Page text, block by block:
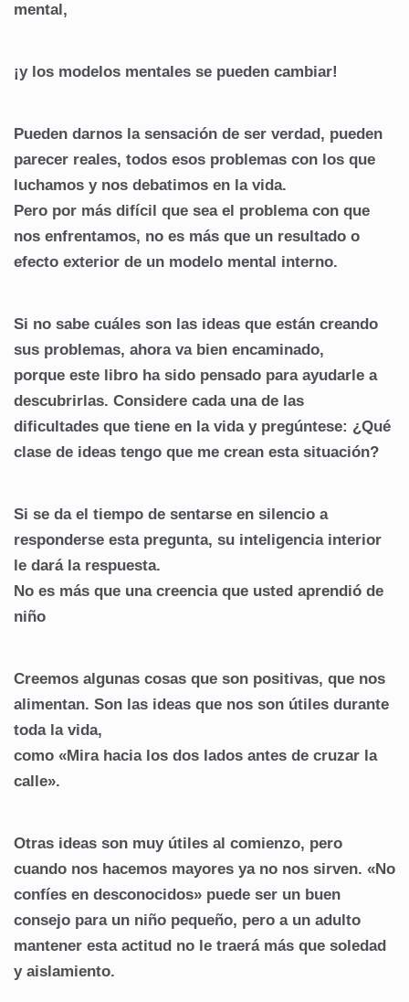
mental,
¡y los modelos mentales se pueden cambiar!
Pueden darnos la sensación de ser verdad, pueden
parecer reales, todos esos problemas con los que
luchamos y nos debatimos en la vida.
Pero por más difícil que sea el problema con que
nos enfrentamos, no es más que un resultado o
efecto exterior de un modelo mental interno.
Si no sabe cuáles son las ideas que están creando
sus problemas, ahora va bien encaminado,
porque este libro ha sido pensado para ayudarle a
descubrirlas. Considere cada una de las
dificultades que tiene en la vida y pregúntese: ¿Qué
clase de ideas tengo que me crean esta situación?
Si se da el tiempo de sentarse en silencio a
responderse esta pregunta, su inteligencia interior
le dará la respuesta.
No es más que una creencia que usted aprendió de
niño
Creemos algunas cosas que son positivas, que nos
alimentan. Son las ideas que nos son útiles durante
toda la vida,
como «Mira hacia los dos lados antes de cruzar la
calle».
Otras ideas son muy útiles al comienzo, pero
cuando nos hacemos mayores ya no nos sirven. «No
confíes en desconocidos» puede ser un buen
consejo para un niño pequeño, pero a un adulto
mantener esta actitud no le traerá más que soledad
y aislamiento.